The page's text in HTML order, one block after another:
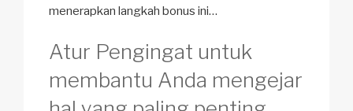
menerapkan langkah bonus ini…
Atur Pengingat untuk
membantu Anda mengejar